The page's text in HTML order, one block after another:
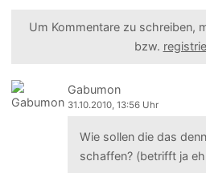
Um Kommentare zu schreiben,
bzw.
Gabumon
31.10.2010, 13:56 Uhr
Wie sollen die das
schaffen? (betrifft ja